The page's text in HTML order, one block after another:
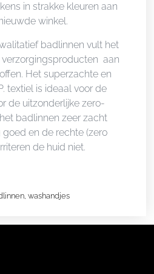
in strakke kleuren aan
winkel.
badlinnen vult het
aan
Het superzachte en
textiel is ideaal voor de
de uitzonderlijke zero-
badlinnen zeer zacht
en de rechte (zero
de huid niet.
,washandjes